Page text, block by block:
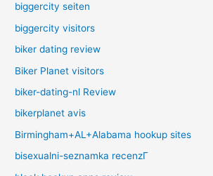
biggercity seiten
biggercity visitors
biker dating review
Biker Planet visitors
biker-dating-nl Review
bikerplanet avis
Birmingham+AL+Alabama hookup sites
bisexualni-seznamka recenzГ­